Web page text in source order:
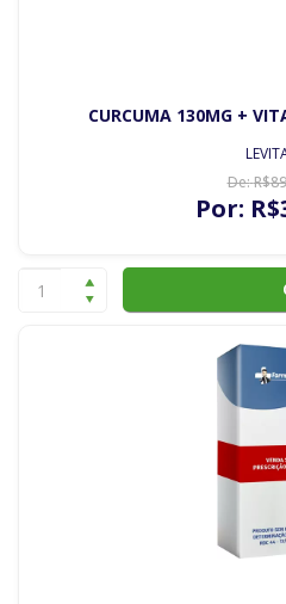
CURCUMA 130MG +
De:R$89
Por: R$